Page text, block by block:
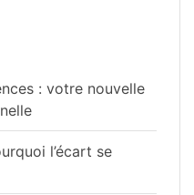
: votre nouvelle
l’écart se